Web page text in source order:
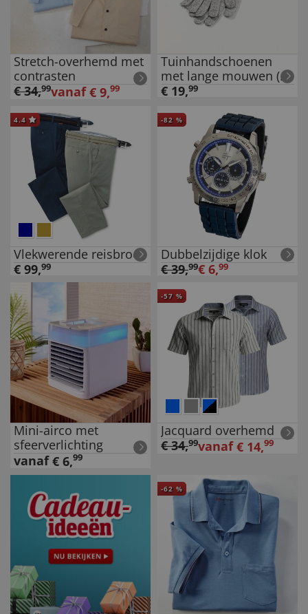
Stretch-overhemd met
contrasten
€34,99vanaf € 9,99
Tuinhandschoenen
met lange mouwen (1
paar)
€ 19,99
4.4
Vlekwerende reisbroek
€ 99,99
-82 %
Dubbelzijdige klok
€39,99€ 6,99
Mini-airco met
sfeerverlichting
vanaf € 6,99
-57 %
Jacquard overhemd
€34,99vanaf € 14,99
-62 %